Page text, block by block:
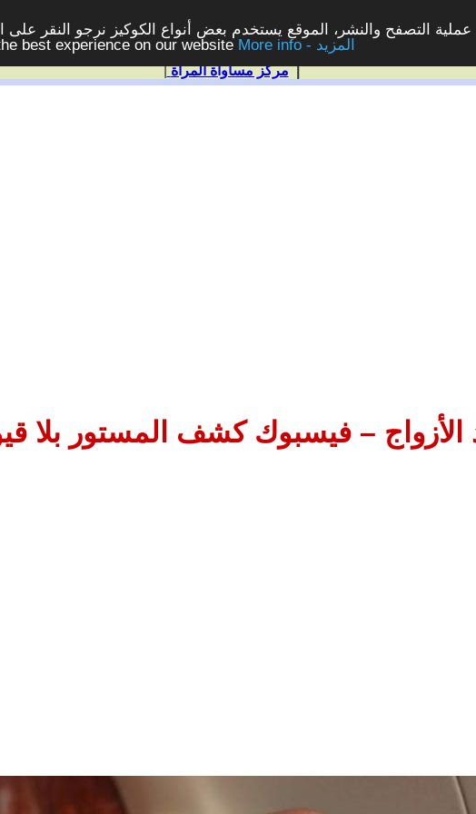
التصفح والنشر، الموقع يستخدم بعض أنواع الكوكيز نرجو النقر
best experience on our website
More info - المزيد
| مركز مساواة المرأة|
الأزواج – فيسبوك كشف المستور بلا